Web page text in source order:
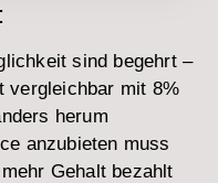
sind begehrt –
vergleichbar mit 8%
herum
anzubieten muss
Gehalt bezahlt